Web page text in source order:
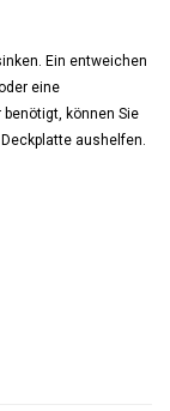
Ein entweichen
eine
können Sie
aushelfen.